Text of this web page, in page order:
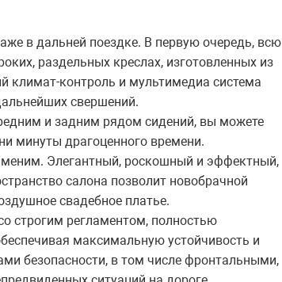
в дальней поездке. В первую очередь, всю
раздельных креслах, изготовленных из
климат-контроль и мультимедиа система
свершений.
и задним рядом сидений, вы можете
минуты драгоценного времени.
Элегантный, роскошный и эффектный,
салона позволит новобрачной
свадебное платье.
строгим регламентом, полностью
максимальную устойчивость и
безопасности, в том числе фронтальными,